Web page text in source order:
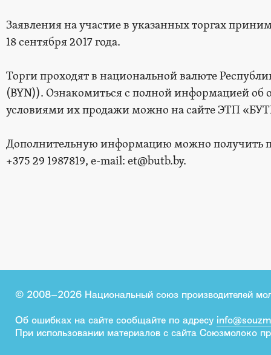
Заявления на участие в указанных торгах
18 сентября 2017 года.
Торги проходят в национальной валюте
(BYN)). Ознакомиться с полной информацией об
условиями их продажи можно на сайте ЭТП
Дополнительную информацию можно получить
+375 29 1987819, e-mail: et@butb.by.
© 2008–2026 Национальный союз производителей
Об ошибках на сайте сообщайте по адресу
При использовании материалов с сайта Союзмолоко